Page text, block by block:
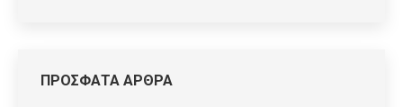
ΠΡΟΣΦΑΤΑ ΑΡΘΡΑ